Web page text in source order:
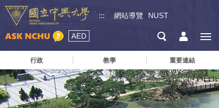
::: 網站導覽 NUST
AED
行政 教學 重要連結